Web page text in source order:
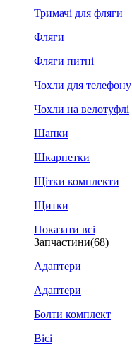
Тримачі для фляги
Фляги
Фляги питні
Чохли для телефону
Чохли на велотуфлі
Шапки
Шкарпетки
Щітки комплекти
Щитки
Показати всі
Запчастини(68)
Адаптери
Адаптери
Болти комплект
Вісі